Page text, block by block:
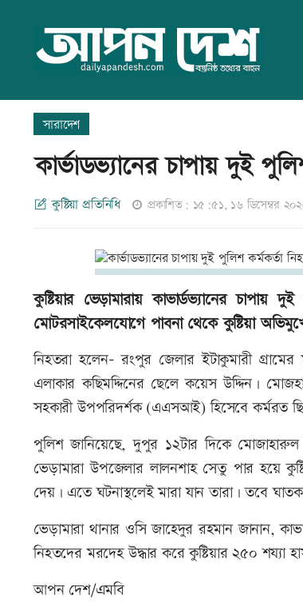
সারাদেশ
কার্ভাডভ্যানের চাপায় দুই
কুষ্টিয়া প্রতিনিধি প্রকাশিত: ১৫:৫১, ১৬ ডিসেম্বর
কুষ্টিয়ার ভেড়ামারায় কাভার্ডভ্যানের
মোটরসাইকেলযোগে পাবনা থেকে কুষ্টিয়া
নিহতরা হলেন- রংপুর জেলার ইটাকুমারী
এলাকার কছিমদ্দিনের ছেলে কয়েস উদ্দিন।
সহকারী উপপরিদর্শক (এএসআই) হিসেবে কর্মরত
পুলিশ জানিয়েছে, দুপুর ১২টার দিকে
ভেড়ামারা উপজেলার লালনশাহ সেতু পার হয়ে
দেয়। এতে ঘটনাস্থলেই মারা যান তারা। তবে
ভেড়ামারা থানার ওসি জাহেদুর রহমান জানান,
নিহতদের মরদেহ উদ্ধার করে কুষ্টিয়ার ২৫০ শয্যা
আপন দেশ/এমবি